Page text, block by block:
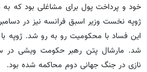
خود و پرداخت پول برای مشاغلی بود که
نازی در جنگ جهانی دوم محاکمه شده بود.